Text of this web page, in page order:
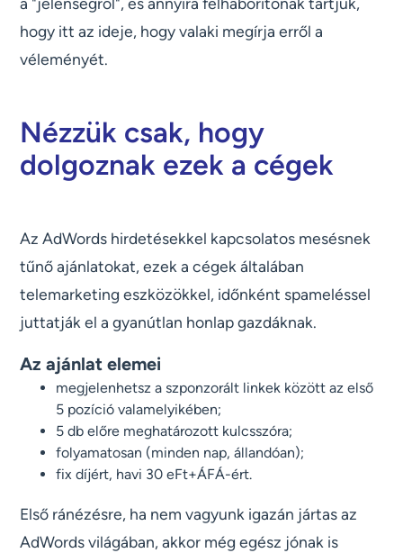
hogy itt az ideje, hogy valaki megírja erről a
véleményét.
Nézzük csak, hogy
dolgoznak ezek a cégek
Az AdWords hirdetésekkel kapcsolatos mesésnek
tűnő ajánlatokat, ezek a cégek általában
telemarketing eszközökkel, időnként spameléssel
juttatják el a gyanútlan honlap gazdáknak.
Az ajánlat elemei
megjelenhetsz a szponzorált linkek között az első
5 pozíció valamelyikében;
5 db előre meghatározott kulcsszóra;
folyamatosan (minden nap, állandóan);
fix díjért, havi 30 eFt+ÁFÁ-ért.
Első ránézésre, ha nem vagyunk igazán jártas az
AdWords világában, akkor még egész jónak is